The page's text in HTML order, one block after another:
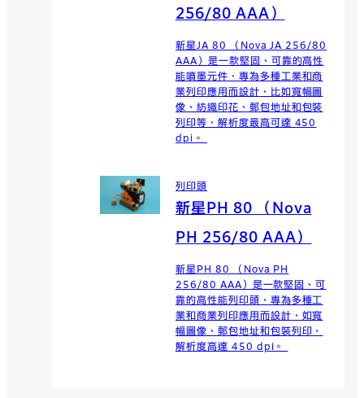
256/80 AAA）
新星JA 80 （Nova JA 256/80
AAA）是一款堅固、可靠的高性
能噴墨元件，專為多種工業和商
業列印應用而設計，比如寬幅圖
像、紡織印花、郵包地址和包裝
列印等，解析度最高可達 450
dpi。
列印頭
新星PH 80 （Nova
PH 256/80 AAA）
新星PH 80 （Nova PH
256/80 AAA）是一款堅固、可
靠的高性能列印頭，專為多種工
業和商業列印應用而設計，如寬
幅圖像、郵包地址和包裝列印，
解析度高達 450 dpi。